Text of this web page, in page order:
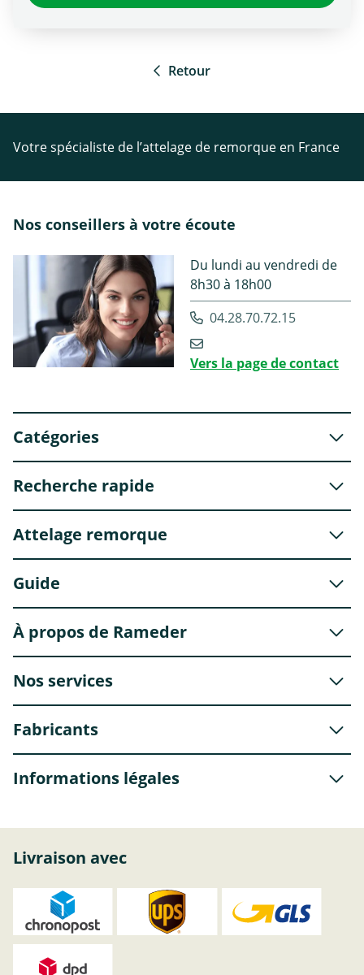
Retour
Votre spécialiste de l’attelage de remorque en France
Nos conseillers à votre écoute
Du lundi au vendredi de
8h30 à 18h00
04.28.70.72.15
Vers la page de contact
Catégories
Recherche rapide
Attelage remorque
Guide
À propos de Rameder
Nos services
Fabricants
Informations légales
Livraison avec